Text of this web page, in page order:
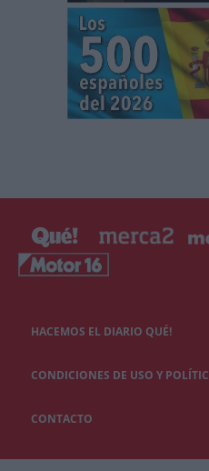
HACEMOS EL DIARIO QUÉ!
CONDICIONES DE USO Y
CONTACTO